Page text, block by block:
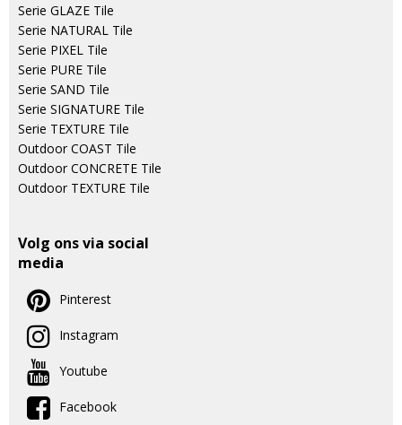
Serie GLAZE Tile
Serie NATURAL Tile
Serie PIXEL Tile
Serie PURE Tile
Serie SAND Tile
Serie SIGNATURE Tile
Serie TEXTURE Tile
Outdoor COAST Tile
Outdoor CONCRETE Tile
Outdoor TEXTURE Tile
Volg ons via social
media
Pinterest
Instagram
Youtube
Facebook